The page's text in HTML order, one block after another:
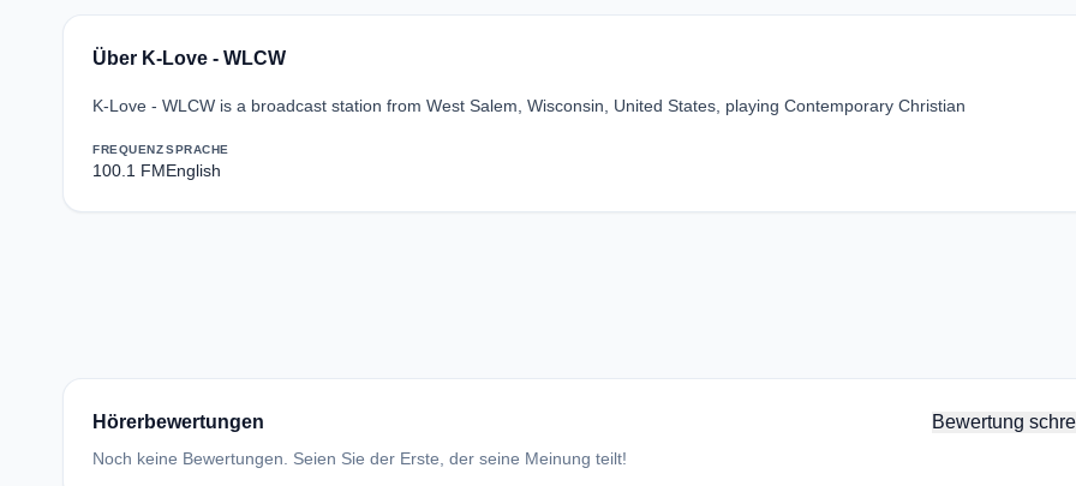
Über K-Love - WLCW
K-Love - WLCW is a broadcast station from West Salem, Wisconsin, United States, playing Contemporary Christian
FREQUENZ
100.1 FM
SPRACHE
English
Hörerbewertungen Bewertung
Noch keine Bewertungen. Seien Sie der Erste, der seine Meinung teilt!